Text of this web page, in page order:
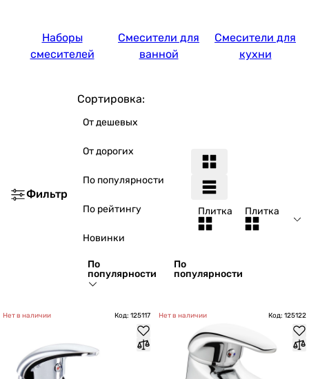
Наборы
смесителей
Смесители для
ванной
Смесители для
кухни
Фильтр
Сортировка:
От дешевых
От дорогих
По популярности
По рейтингу
Новинки
По
популярности
По
популярности
Плитка Плитка
Нет в наличии Код: 125117 Нет в наличии Код: 125122